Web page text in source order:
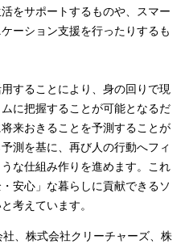
をサポートするものや、スマー
ーション支援を行ったりするも
することにより、身の回りで現
に把握することが可能となるだ
来おきることを予測することが
測を基に、再び人の行動へフィ
な仕組み作りを進めます。これ
安心」な暮らしに貢献できるソ
考えています。
、株式会社クリーチャーズ、株